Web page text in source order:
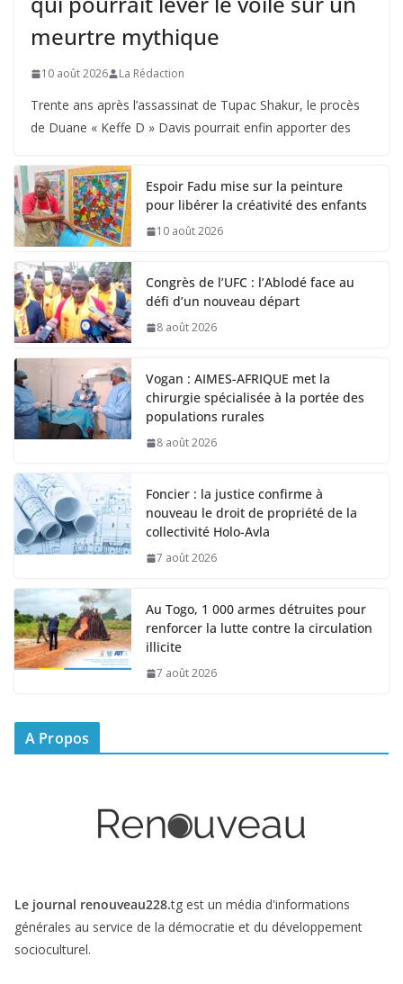
meurtre mythique
10 août 2026 La Rédaction
Trente ans après l’assassinat de Tupac Shakur, le procès
de Duane « Keffe D » Davis pourrait enfin apporter des
Espoir Fadu mise sur la peinture
pour libérer la créativité des enfants
10 août 2026
Congrès de l’UFC : l’Ablodé face au
défi d’un nouveau départ
8 août 2026
Vogan : AIMES-AFRIQUE met la
chirurgie spécialisée à la portée des
populations rurales
8 août 2026
Foncier : la justice confirme à
nouveau le droit de propriété de la
collectivité Holo-Avla
7 août 2026
Au Togo, 1 000 armes détruites pour
renforcer la lutte contre la circulation
illicite
7 août 2026
A Propos
Le journal renouveau228.tg est un média d'informations
générales au service de la démocratie et du développement
socioculturel.